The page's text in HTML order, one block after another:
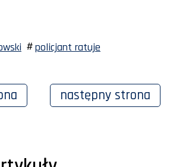
policjant ratuje
następny strona